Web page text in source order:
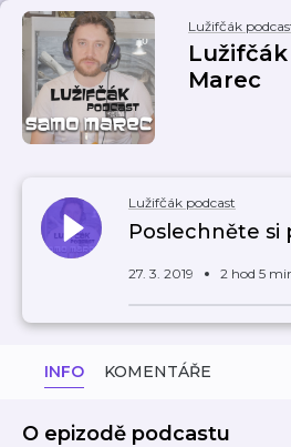
Lužifčák
Lužifčák
Marec
Lužifčák podcast
Poslechněte si
27. 3. 2019 2 hod 5
INFO KOMENTÁŘE
O epizodě podcastu